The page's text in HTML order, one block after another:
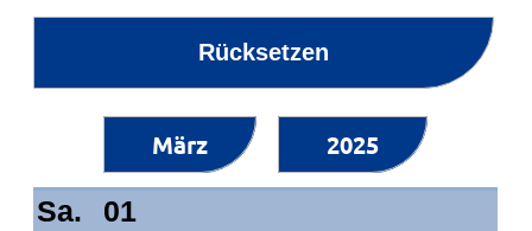
Rücksetzen
März 2025
Sa. 01